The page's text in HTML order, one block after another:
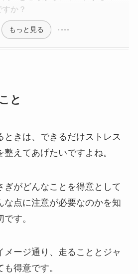
か？
もっと見る
と
ときは、できるだけストレス
えてあげたいですよね。
ぎがどんなことを得意として
な点に注意が必要なのかを知
す。
メージ通り、走ることとジャ
得意です。